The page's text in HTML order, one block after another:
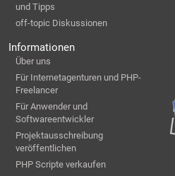
und Tipps
off-topic Diskussionen
Informationen
Über uns
Für Internetagenturen und PHP-
Freelancer
Für Anwender und
Softwareentwickler
Projektausschreibung
veröffentlichen
PHP Scripte verkaufen